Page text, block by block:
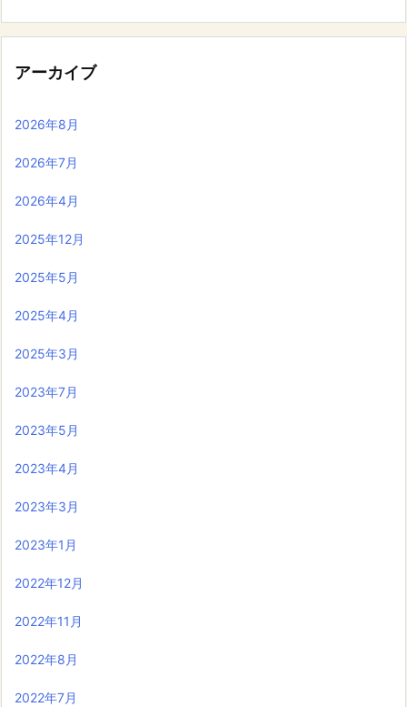
アーカイブ
2026年8月
2026年7月
2026年4月
2025年12月
2025年5月
2025年4月
2025年3月
2023年7月
2023年5月
2023年4月
2023年3月
2023年1月
2022年12月
2022年11月
2022年8月
2022年7月